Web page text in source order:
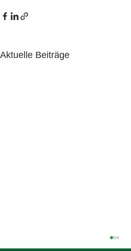
Aktuelle Beiträge